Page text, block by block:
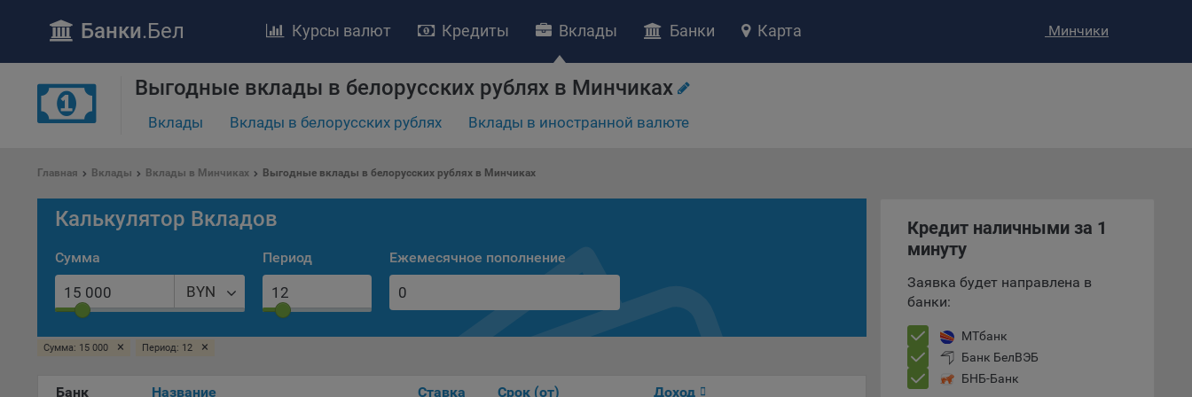
ПОЛОЖЕНИЕ «О политике обработки файлов cookie»
уделяет особое внимание защите персональных данных при их обработке и
персональных данных, предусмотренных статьей 17 Закона Республики
«Закон»
Политика разъясняет субъектам персональных данных, которые
осуществляют использование веб-сайта Общества с доменным именем
процесс такой обработки.
Банки.Бел Минчики
Курсы валют Кредиты Вклады Банки Карта
Выгодные вклады в белорусских рублях в Минчиках
Вклады Вклады в белорусских рублях Вклады в иностранной валюте
Главная Вклады Вклады в Минчиках Выгодные вклады в белорусских рублях в Минчиках
Калькулятор Вкладов
Сумма
BYN
Период Ежемесячное пополнение
Сумма: 15 000 × Период: 12 ×
Банк Название Ставка Срок (от) Доход
Кредит наличными за 1
минуту
Заявка будет направлена в
банки:
МТбанк
Банк БелВЭБ
БНБ-Банк